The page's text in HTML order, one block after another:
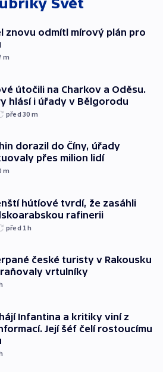
Svět
znovu odmítl mírový plán pro
m
útočili na Charkov a Oděsu.
hlásí i úřady v Bělgorodu
před 30 m
dorazil do Číny, úřady
přes milion lidí
m
hútíové tvrdí, že zasáhli
rafinerii
před 1h
české turisty v Rakousku
vrtulníky
hájí Infantina a kritiky viní z
Její šéf čelí rostoucímu